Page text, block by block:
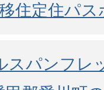
住定住パス
スパンフレ